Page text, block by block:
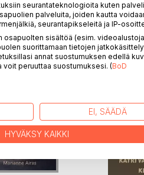
Bo
seurantateknologioita kuten
palveluita, joiden kautta
seurantapikseleitä ja IP-
sisältöä (esim.
suorittamaan tietojen
annat suostumuksen edellä
peruuttaa suostumuksesi. (BoD
EI, SÄÄDÄ
HYVÄKSY KAIKKI